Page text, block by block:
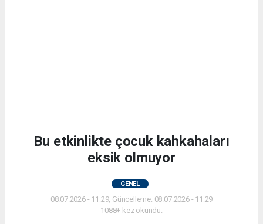
Bu etkinlikte çocuk kahkahaları
eksik olmuyor
GENEL
08.07.2026 - 11:29, Güncelleme: 08.07.2026 - 11:29
1088+ kez okundu.